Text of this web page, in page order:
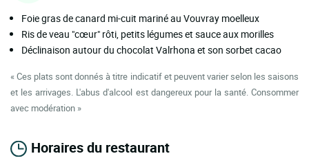
Foie gras de canard mi-cuit mariné au Vouvray moelleux
Ris de veau "cœur" rôti, petits légumes et sauce aux morilles
Déclinaison autour du chocolat Valrhona et son sorbet cacao
« Ces plats sont donnés à titre indicatif et peuvent varier selon les saisons
et les arrivages. L'abus d'alcool est dangereux pour la santé. Consommer
avec modération »
Horaires du restaurant